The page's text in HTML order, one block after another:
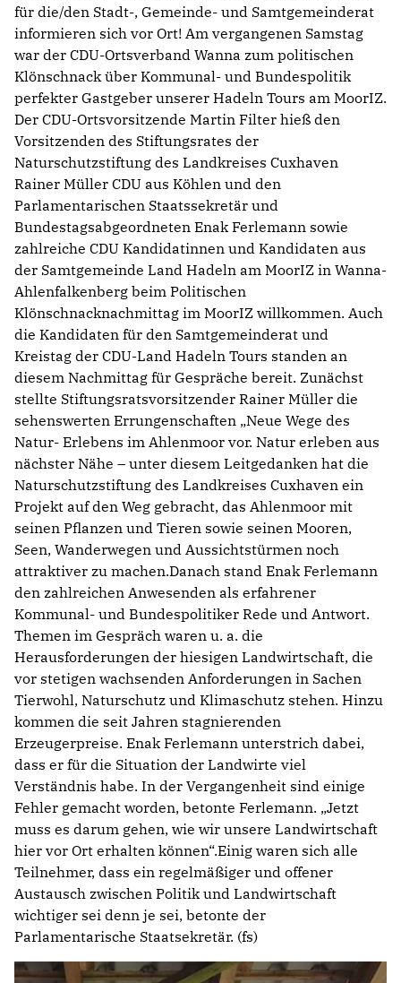
für die/den Stadt-, Gemeinde- und Samtgemeinderat
informieren sich vor Ort! Am vergangenen Samstag
war der CDU-Ortsverband Wanna zum politischen
Klönschnack über Kommunal- und Bundespolitik
perfekter Gastgeber unserer Hadeln Tours am MoorIZ.
Der CDU-Ortsvorsitzende Martin Filter hieß den
Vorsitzenden des Stiftungsrates der
Naturschutzstiftung des Landkreises Cuxhaven
Rainer Müller CDU aus Köhlen und den
Parlamentarischen Staatssekretär und
Bundestagsabgeordneten Enak Ferlemann sowie
zahlreiche CDU Kandidatinnen und Kandidaten aus
der Samtgemeinde Land Hadeln am MoorIZ in Wanna-
Ahlenfalkenberg beim Politischen
Klönschnacknachmittag im MoorIZ willkommen. Auch
die Kandidaten für den Samtgemeinderat und
Kreistag der CDU-Land Hadeln Tours standen an
diesem Nachmittag für Gespräche bereit. Zunächst
stellte Stiftungsratsvorsitzender Rainer Müller die
sehenswerten Errungenschaften „Neue Wege des
Natur- Erlebens im Ahlenmoor vor. Natur erleben aus
nächster Nähe – unter diesem Leitgedanken hat die
Naturschutzstiftung des Landkreises Cuxhaven ein
Projekt auf den Weg gebracht, das Ahlenmoor mit
seinen Pflanzen und Tieren sowie seinen Mooren,
Seen, Wanderwegen und Aussichtstürmen noch
attraktiver zu machen.Danach stand Enak Ferlemann
den zahlreichen Anwesenden als erfahrener
Kommunal- und Bundespolitiker Rede und Antwort.
Themen im Gespräch waren u. a. die
Herausforderungen der hiesigen Landwirtschaft, die
vor stetigen wachsenden Anforderungen in Sachen
Tierwohl, Naturschutz und Klimaschutz stehen. Hinzu
kommen die seit Jahren stagnierenden
Erzeugerpreise. Enak Ferlemann unterstrich dabei,
dass er für die Situation der Landwirte viel
Verständnis habe. In der Vergangenheit sind einige
Fehler gemacht worden, betonte Ferlemann. „Jetzt
muss es darum gehen, wie wir unsere Landwirtschaft
hier vor Ort erhalten können“.Einig waren sich alle
Teilnehmer, dass ein regelmäßiger und offener
Austausch zwischen Politik und Landwirtschaft
wichtiger sei denn je sei, betonte der
Parlamentarische Staatsekretär. (fs)